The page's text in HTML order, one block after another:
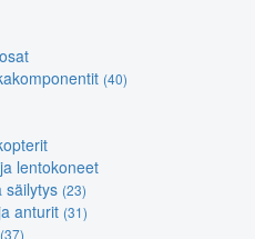
(40)
lentokoneet
säilytys (23)
anturit (31)
(37)